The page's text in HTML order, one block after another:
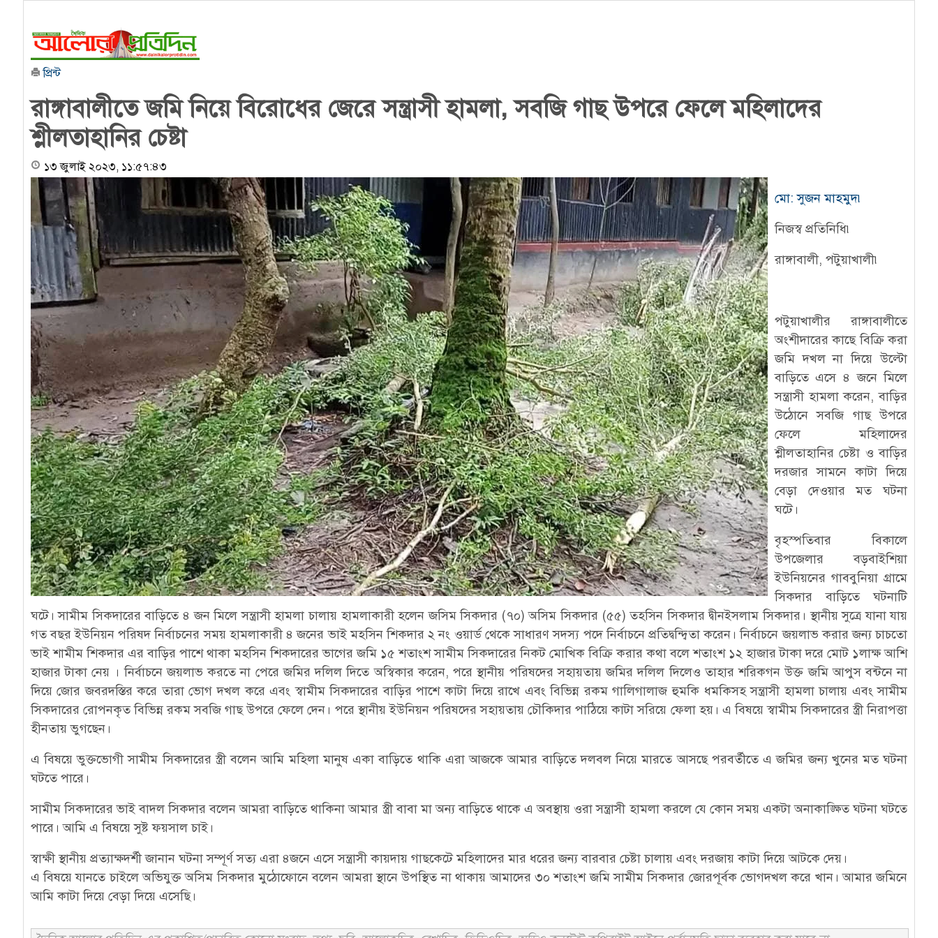
প্রিন্ট
রাঙ্গাবালীতে জমি নিয়ে বিরোধের জেরে সন্ত্রাসী হামলা, সবজি গাছ উপরে ফেলে মহিলাদের
শ্লীলতাহানির চেষ্টা
১৩ জুলাই ২০২৩, ১১:৫৭:৪৩
মো: সুজন মাহমুদ৷
নিজস্ব প্রতিনিধি৷
রাঙ্গাবালী, পটুয়াখালী৷
পটুয়াখালীর রাঙ্গাবালীতে
অংশীদারের কাছে বিক্রি করা
জমি দখল না দিয়ে উল্টো
বাড়িতে এসে ৪ জনে মিলে
সন্ত্রাসী হামলা করেন, বাড়ির
উঠোনে সবজি গাছ উপরে
ফেলে মহিলাদের
শ্লীলতাহানির চেষ্টা ও বাড়ির
দরজার সামনে কাটা দিয়ে
বেড়া দেওয়ার মত ঘটনা
ঘটে।
বৃহস্পতিবার বিকালে
উপজেলার বড়বাইশিয়া
ইউনিয়নের গাববুনিয়া গ্রামে
সিকদার বাড়িতে ঘটনাটি
ঘটে। সামীম সিকদারের বাড়িতে ৪ জন মিলে সন্ত্রাসী হামলা চালায় হামলাকারী হলেন জসিম সিকদার (৭০) অসিম সিকদার (৫৫) তহসিন সিকদার দ্বীনইসলাম সিকদার। স্থানীয় সুত্রে যানা যায়
গত বছর ইউনিয়ন পরিষদ নির্বাচনের সময় হামলাকারী ৪ জনের ভাই মহসিন শিকদার ২ নং ওয়ার্ড থেকে সাধারণ সদস্য পদে নির্বাচনে প্রতিদ্বন্দ্বিতা করেন। নির্বাচনে জয়লাভ করার জন্য চাচতো
ভাই শামীম শিকদার এর বাড়ির পাশে থাকা মহসিন শিকদারের ভাগের জমি ১৫ শতাংশ সামীম সিকদারের নিকট মোখিক বিক্রি করার কথা বলে শতাংশ ১২ হাজার টাকা দরে মোট ১লাক্ষ আশি
হাজার টাকা নেয় । নির্বাচনে জয়লাভ করতে না পেরে জমির দলিল দিতে অস্বিকার করেন, পরে স্থানীয় পরিষদের সহায়তায় জমির দলিল দিলেও তাহার শরিকগন উক্ত জমি আপুস বন্টনে না
দিয়ে জোর জবরদস্তির করে তারা ভোগ দখল করে এবং স্বামীম সিকদারের বাড়ির পাশে কাটা দিয়ে রাখে এবং বিভিন্ন রকম গালিগালাজ হুমকি ধমকিসহ সন্ত্রাসী হামলা চালায় এবং সামীম
সিকদারের রোপনকৃত বিভিন্ন রকম সবজি গাছ উপরে ফেলে দেন। পরে স্থানীয় ইউনিয়ন পরিষদের সহায়তায় চৌকিদার পাঠিয়ে কাটা সরিয়ে ফেলা হয়। এ বিষয়ে স্বামীম সিকদারের স্ত্রী নিরাপত্তা
হীনতায় ভুগছেন।
এ বিষয়ে ভুক্তভোগী সামীম সিকদারের স্ত্রী বলেন আমি মহিলা মানুষ একা বাড়িতে থাকি এরা আজকে আমার বাড়িতে দলবল নিয়ে মারতে আসছে পরবর্তীতে এ জমির জন্য খুনের মত ঘটনা
ঘটতে পারে।
সামীম সিকদারের ভাই বাদল সিকদার বলেন আমরা বাড়িতে থাকিনা আমার স্ত্রী বাবা মা অন্য বাড়িতে থাকে এ অবস্থায় ওরা সন্ত্রাসী হামলা করলে যে কোন সময় একটা অনাকাঙ্ক্ষিত ঘটনা ঘটতে
পারে। আমি এ বিষয়ে সুষ্ট ফয়সাল চাই।
স্বাক্ষী স্থানীয় প্রত্যাক্ষদর্শী জানান ঘটনা সম্পূর্ণ সত্য এরা ৪জনে এসে সন্ত্রাসী কায়দায় গাছকেটে মহিলাদের মার ধরের জন্য বারবার চেষ্টা চালায় এবং দরজায় কাটা দিয়ে আটকে দেয়।
এ বিষয়ে যানতে চাইলে অভিযুক্ত অসিম সিকদার মুঠোফোনে বলেন আমরা স্থানে উপস্থিত না থাকায় আমাদের ৩০ শতাংশ জমি সামীম সিকদার জোরপূর্বক ভোগদখল করে খান। আমার জমিনে
আমি কাটা দিয়ে বেড়া দিয়ে এসেছি।